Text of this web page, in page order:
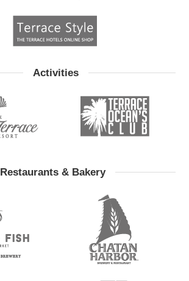
Activities
Restaurants & Bakery